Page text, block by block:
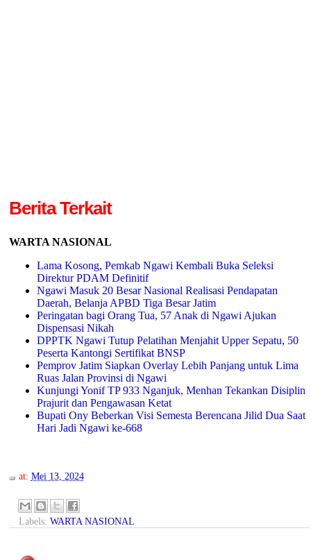
Berita Terkait
WARTA NASIONAL
Lama Kosong, Pemkab Ngawi Kembali Buka Seleksi
Direktur PDAM Definitif
Ngawi Masuk 20 Besar Nasional Realisasi Pendapatan
Daerah, Belanja APBD Tiga Besar Jatim
Peringatan bagi Orang Tua, 57 Anak di Ngawi Ajukan
Dispensasi Nikah
DPPTK Ngawi Tutup Pelatihan Menjahit Upper Sepatu, 50
Peserta Kantongi Sertifikat BNSP
Pemprov Jatim Siapkan Overlay Lebih Panjang untuk Lima
Ruas Jalan Provinsi di Ngawi
Kunjungi Yonif TP 933 Nganjuk, Menhan Tekankan Disiplin
Prajurit dan Pengawasan Ketat
Bupati Ony Beberkan Visi Semesta Berencana Jilid Dua Saat
Hari Jadi Ngawi ke-668
at: Mei 13, 2024
Labels: WARTA NASIONAL